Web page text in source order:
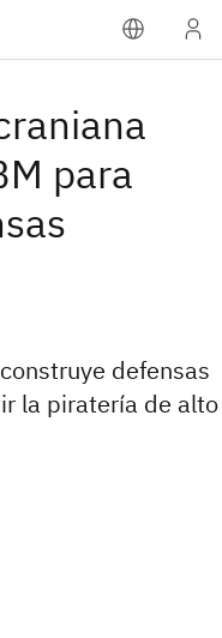
para
defensas
la piratería de alto